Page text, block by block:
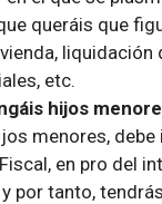
queráis que
liquidación
etc.
hijos
menores, debe
en pro del
por tanto,